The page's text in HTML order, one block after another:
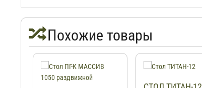
Похожие товары